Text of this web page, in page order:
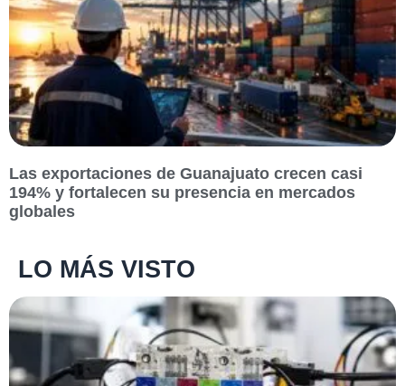
Las exportaciones de Guanajuato crecen casi
194% y fortalecen su presencia en mercados
globales
LO MÁS VISTO